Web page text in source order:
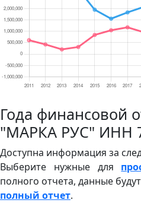
Года финансовой
"МАРКА РУС" ИНН
Доступна информация за
Выберите нужные для
полного отчета, данные
полный отчет.